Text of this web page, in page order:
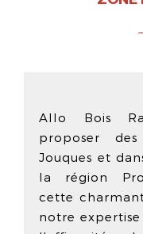
Allo Bois
proposer
Jouques et
la région
cette
notre